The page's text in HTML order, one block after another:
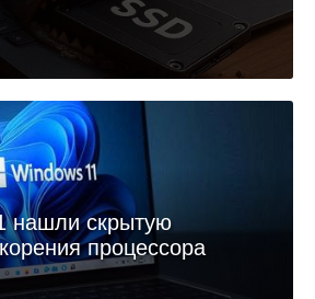
нашли скрытую
процессора